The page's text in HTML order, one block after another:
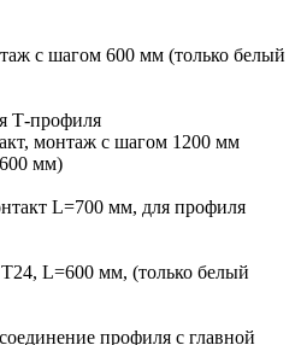
с шагом 600 мм (только белый
Т-профиля
монтаж с шагом 1200 мм
мм)
L=700 мм, для профиля
L=600 мм, (только белый
профиля с главной